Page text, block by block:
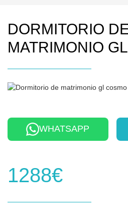
DORMITORIO
MATRIMONIO
WHATSAPP
1288€